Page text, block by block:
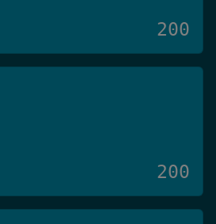
200
200